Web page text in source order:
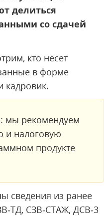
делиться
со сдачей
кто несет
в форме
кадровик.
мы рекомендуем
и налоговую
продукте
сведения из ранее
СЗВ‑СТАЖ, ДСВ‑3